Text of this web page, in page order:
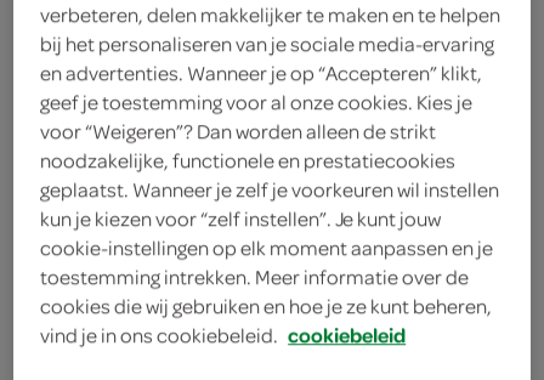
Fisherman's Friend original
extra sterk
25 Gram
1.50 kies je SPAR
Fisherman's Friend
Keelpastilles Original Extra
Strong
verbeteren, delen makkelijker te maken en te helpen
bij het personaliseren van je sociale media-ervaring
en advertenties. Wanneer je op “Accepteren” klikt,
geef je toestemming voor al onze cookies. Kies je
voor “Weigeren”? Dan worden alleen de strikt
noodzakelijke, functionele en prestatiecookies
geplaatst. Wanneer je zelf je voorkeuren wil instellen
kun je kiezen voor “zelf instellen”. Je kunt jouw
cookie-instellingen op elk moment aanpassen en je
toestemming intrekken. Meer informatie over de
cookies die wij gebruiken en hoe je ze kunt beheren,
vind je in ons cookiebeleid. cookiebeleid